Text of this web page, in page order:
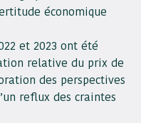
économique
et 2023 ont été
relative du prix de
des perspectives
reflux des craintes